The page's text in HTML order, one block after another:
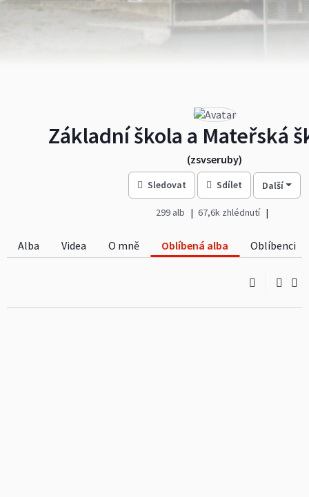
(zsvseruby)
Sledovat Sdílet Další
299 alb 67,6k zhlédnutí
Alba Videa O mně Oblíbená alba Oblíbenci